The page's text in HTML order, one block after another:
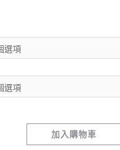
加入購物車